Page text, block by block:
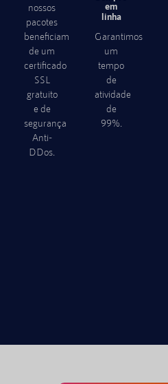
nossos
pacotes
beneficiam
de um
certificado
SSL
gratuito
e de
segurança
Anti-
DDos.
em
linha
Garantimos
um
tempo
de
atividade
de
99%.